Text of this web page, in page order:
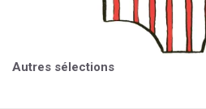
Autres sélections